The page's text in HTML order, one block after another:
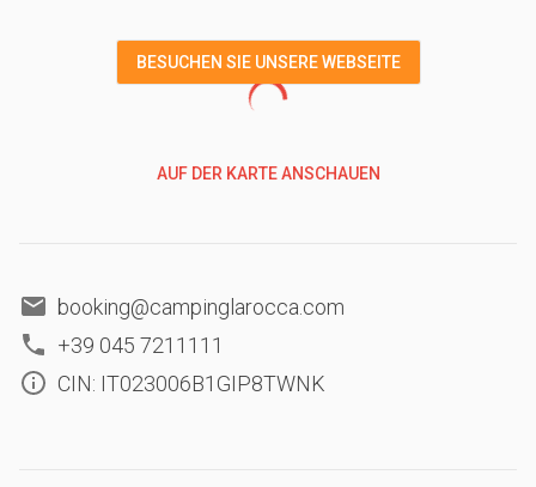
BESUCHEN SIE UNSERE WEBSEITE
AUF DER KARTE ANSCHAUEN
booking@campinglarocca.com
+39 045 7211111
CIN: IT023006B1GIP8TWNK